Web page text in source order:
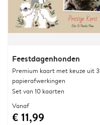
Feestdagenhonden
Premium kaart met keuze uit 3
papierafwerkingen
Set van 10 kaarten
Vanaf
€ 11,99